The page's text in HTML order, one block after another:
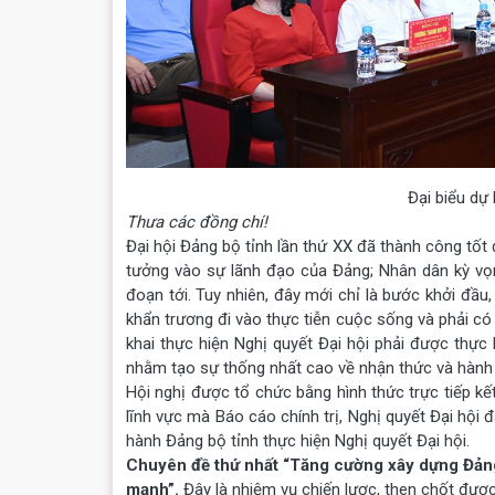
Đại biểu dự
Thưa các đồng chí!
Đại hội Đảng bộ tỉnh lần thứ XX đã thành công tốt
tưởng vào sự lãnh đạo của Đảng; Nhân dân kỳ
đoạn tới. Tuy nhiên, đây mới chỉ là bước khởi
khẩn trương đi vào thực tiễn cuộc sống và phải
khai thực hiện Nghị quyết Đại hội phải được
nhằm tạo sự thống nhất cao về nhận thức và
Hội nghị được tổ chức bằng hình thức trực tiếp
lĩnh vực mà Báo cáo chính trị, Nghị quyết Đại hội
hành Đảng bộ tỉnh thực hiện Nghị quyết Đại hội.
Chuyên đề thứ nhất “Tăng cường xây dựng
mạnh”. Đây là ­nhiệm vụ chiến lược, then chốt